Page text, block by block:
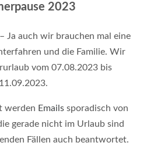
2023
Ja auch wir brauchen mal eine
und die Familie. Wir
vom 07.08.2023 bis
11.09.2023.
werden Emailssporadisch von
gerade nicht im Urlaub sind
Fällen auch beantwortet.